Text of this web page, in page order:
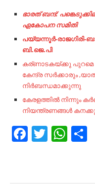
ഭാരത് ബന്ദ്:
ഏകോപന സമിതി
പയ്യന്നൂര്‍-രാജഗിരി-
ബി.ജെ.പി
കര്ണാടകയ്ക്കു പുറമെ
കേന്ദ്ര സർക്കാരും
നിർബന്ധമാക്കുന്നു
കേരളത്തിൽ നിന്നും
നിയന്ത്രണങ്ങൾ
Facebook
Twitter